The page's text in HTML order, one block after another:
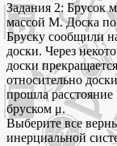
Задания 2: Брусок
массой M. Доска
Бруску сообщили
доски. Через
доски
относительно
прошла
бруском μ.
Выберите все
инерциальной